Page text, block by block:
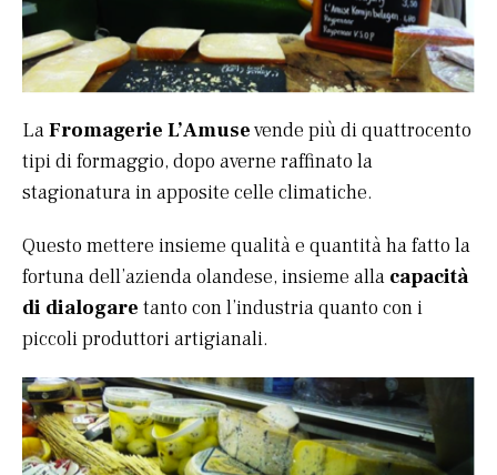
LaFromagerie L’Amusevende più di quattrocento
tipi di formaggio, dopo averne raffinato la
stagionatura in apposite celle climatiche.
Questo mettere insieme qualità e quantità ha fatto la
fortuna dell’azienda olandese, insieme alla capacità
di dialogare tanto con l’industria quanto con i
piccoli produttori artigianali.